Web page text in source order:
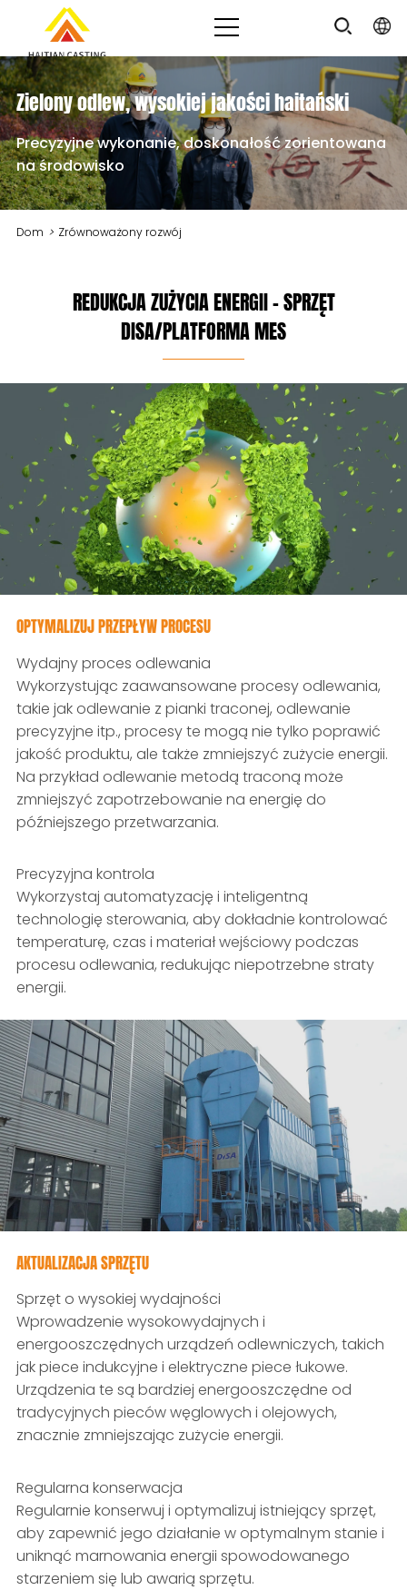
Zielony odlew, wysokiej jakości haitański
Precyzyjne wykonanie, doskonałość zorientowana
na środowisko
Dom > Zrównoważony rozwój
REDUKCJA ZUŻYCIA ENERGII – SPRZĘT
DISA/PLATFORMA MES
OPTYMALIZUJ PRZEPŁYW PROCESU
Wydajny proces odlewania
Wykorzystując zaawansowane procesy odlewania,
takie jak odlewanie z pianki traconej, odlewanie
precyzyjne itp., procesy te mogą nie tylko poprawić
jakość produktu, ale także zmniejszyć zużycie energii.
Na przykład odlewanie metodą traconą może
zmniejszyć zapotrzebowanie na energię do
późniejszego przetwarzania.
Precyzyjna kontrola
Wykorzystaj automatyzację i inteligentną
technologię sterowania, aby dokładnie kontrolować
temperaturę, czas i materiał wejściowy podczas
procesu odlewania, redukując niepotrzebne straty
energii.
AKTUALIZACJA SPRZĘTU
Sprzęt o wysokiej wydajności
Wprowadzenie wysokowydajnych i
energooszczędnych urządzeń odlewniczych, takich
jak piece indukcyjne i elektryczne piece łukowe.
Urządzenia te są bardziej energooszczędne od
tradycyjnych pieców węglowych i olejowych,
znacznie zmniejszając zużycie energii.
Regularna konserwacja
Regularnie konserwuj i optymalizuj istniejący sprzęt,
aby zapewnić jego działanie w optymalnym stanie i
uniknąć marnowania energii spowodowanego
starzeniem się lub awarią sprzętu.